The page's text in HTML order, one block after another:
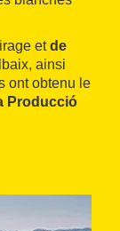
etde
ainsi
ont obtenu le
Producció
la cave
des